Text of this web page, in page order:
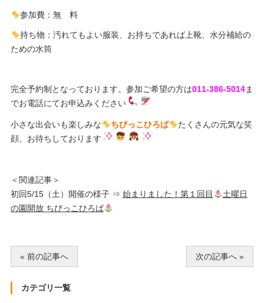
参加費：無 料
持ち物：汚れてもよい服装、お持ちであれば上靴、水分補給の
ための水筒
完全予約制となっております。参加ご希望の方は011-386-5014ま
でお電話にてお申込みください
小さな出会いも楽しみな ちびっこひろば
たくさんの元気な笑
顔、お待ちしております
＜関連記事＞
初回5/15（土）開催の様子 ⇒ 始まりました！第１回目
土曜日
の園開放 ちびっこひろば
« 前の記事へ 次の記事へ »
カテゴリ一覧